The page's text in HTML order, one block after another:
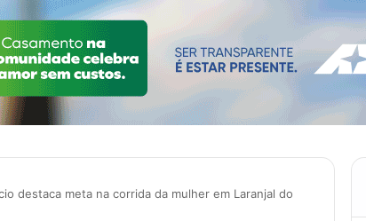
destaca meta na corrida da mulher em Laranjal do